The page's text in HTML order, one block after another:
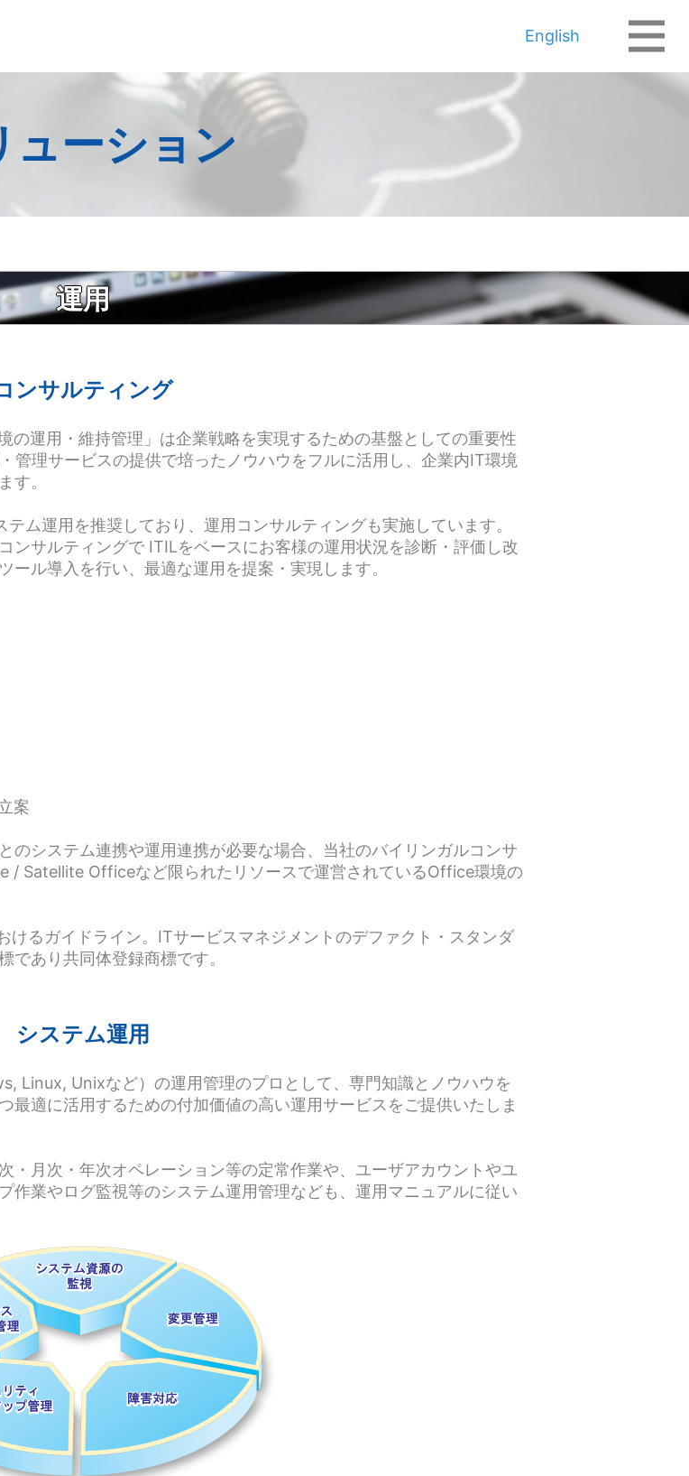
English
ューション
運用
ンサルティング
の運用・維持管理」は企業戦略を実現するための基盤としての重要性
管理サービスの提供で培ったノウハウをフルに活用し、企業内IT環境
す。
ム運用を推奨しており、運用コンサルティングも実施しています。
ンサルティングで ITILをベースにお客様の運用状況を診断・評価し改
ル導入を行い、最適な運用を提案・実現します。
案
のシステム連携や運用連携が必要な場合、当社のバイリンガルコンサ
/ Satellite Officeなど限られたリソースで運営されているOffice環境の
るガイドライン。ITサービスマネジメントのデファクト・スタンダ
であり共同体登録商標です。
システム運用
Linux, Unixなど）の運用管理のプロとして、専門知識とノウハウを
最適に活用するための付加価値の高い運用サービスをご提供いたしま
・月次・年次オペレーション等の定常作業や、ユーザアカウントやユ
作業やログ監視等のシステム運用管理なども、運用マニュアルに従い